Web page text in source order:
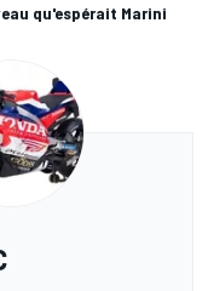
qu'espérait Marini